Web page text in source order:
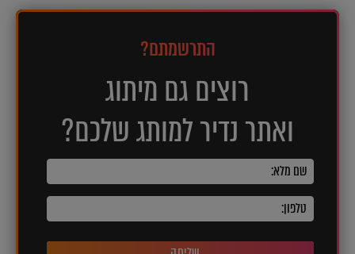
התרשמתם?
רוצים גם מיתוג
ואתר נדיר למותג שלכם?